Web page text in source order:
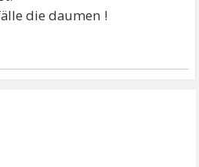
die daumen !